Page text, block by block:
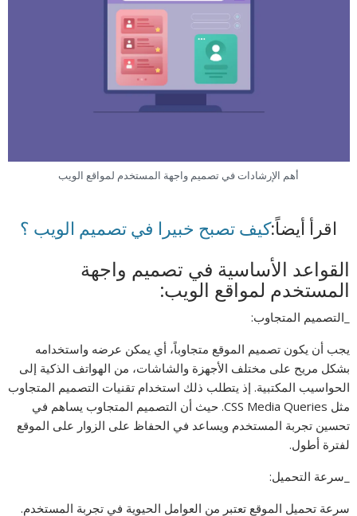
أهم الإرشادات في تصميم واجهة المستخدم لمواقع الويب
اقرأ أيضاً:كيف تصبح خبيرا في تصميم الويب ؟
القواعد الأساسية في تصميم واجهة
المستخدم لمواقع الويب:
_التصميم المتجاوب:
يجب أن يكون تصميم الموقع متجاوباً، أي يمكن عرضه واستخدامه
بشكل مريح على مختلف الأجهزة والشاشات، من الهواتف الذكية إلى
الحواسيب المكتبية. إذ يتطلب ذلك استخدام تقنيات التصميم المتجاوب
مثل CSS Media Queries. حيث أن التصميم المتجاوب يساهم في
تحسين تجربة المستخدم ويساعد في الحفاظ على الزوار على الموقع
لفترة أطول.
_سرعة التحميل:
سرعة تحميل الموقع تعتبر من العوامل الحيوية في تجربة المستخدم.